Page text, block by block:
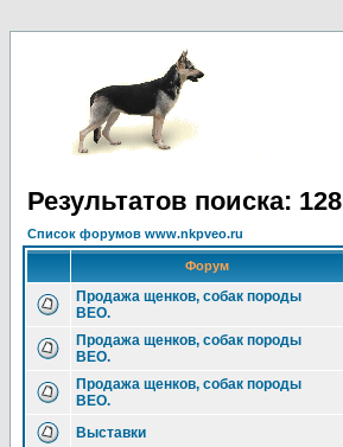
Результатов поиска: 128
Список форумов www.nkpveo.ru
Форум
Продажа щенков, собак породы
ВЕО.
Продажа щенков, собак породы
ВЕО.
Продажа щенков, собак породы
ВЕО.
Выставки